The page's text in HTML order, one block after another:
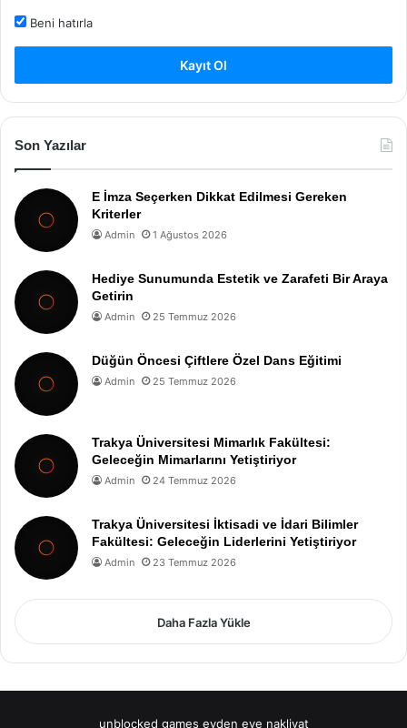
Beni hatırla
Kayıt Ol
Son Yazılar
E İmza Seçerken Dikkat Edilmesi Gereken
Kriterler
Admin 1 Ağustos 2026
Hediye Sunumunda Estetik ve Zarafeti Bir Araya
Getirin
Admin 25 Temmuz 2026
Düğün Öncesi Çiftlere Özel Dans Eğitimi
Admin 25 Temmuz 2026
Trakya Üniversitesi Mimarlık Fakültesi:
Geleceğin Mimarlarını Yetiştiriyor
Admin 24 Temmuz 2026
Trakya Üniversitesi İktisadi ve İdari Bilimler
Fakültesi: Geleceğin Liderlerini Yetiştiriyor
Admin 23 Temmuz 2026
Daha Fazla Yükle
unblocked games evden eve nakliyat